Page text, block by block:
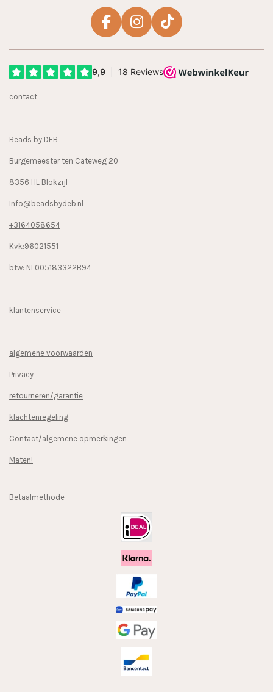
F
e
I
t
T
T
contact
Beads by DEB
Burgemeester ten Cateweg 20
8356 HL Blokzijl
Info@beadsbydeb.nl
+3164058654
Kvk:96021551
btw: NL005183322B94
klantenservice
algemene voorwaarden
Privacy
retourneren/garantie
klachtenregeling
Contact/algemene opmerkingen
Maten!
Betaalmethode